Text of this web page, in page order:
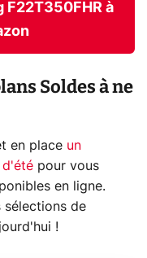
F22T350FHR à
Soldes à ne
en place un
d'été pour vous
en ligne.
sélections de
!